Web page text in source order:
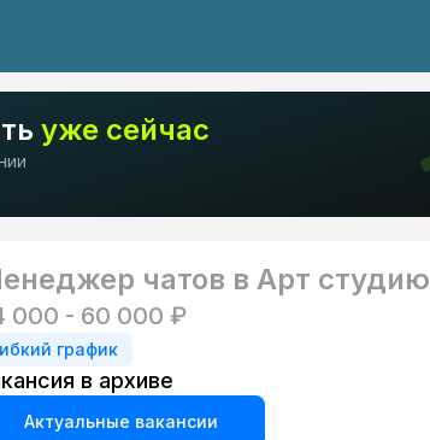
уже сейчас
чатов в Арт студию
000 - 60 000 ₽
график
в архиве
Актуальные вакансии